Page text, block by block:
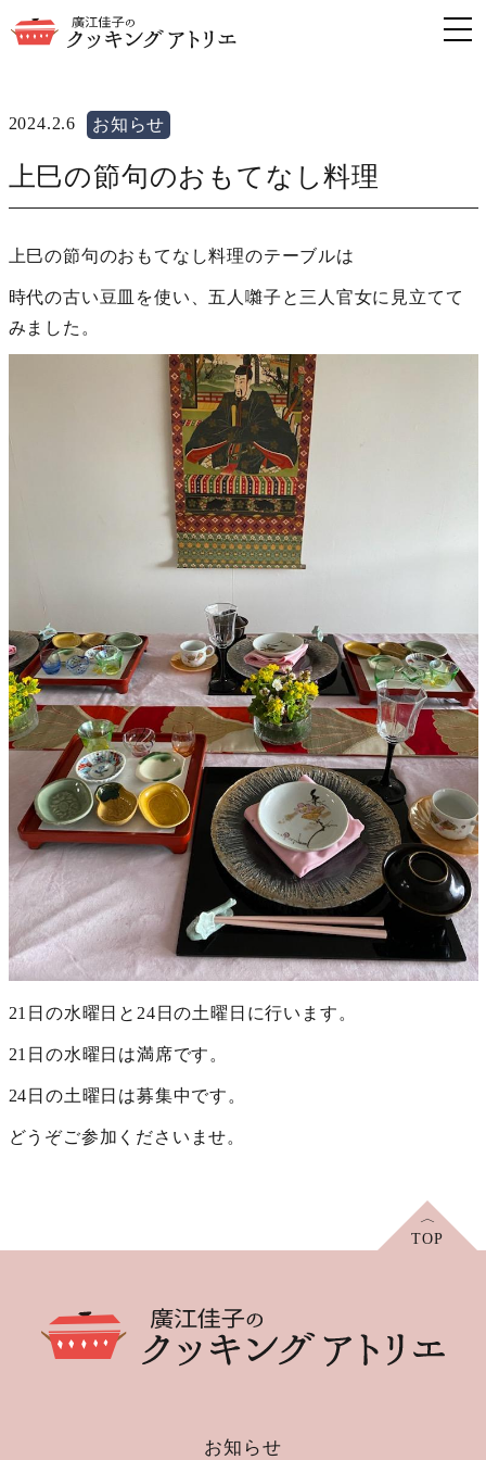
2024.2.6 お知らせ
上巳の節句のおもてなし料理
上巳の節句のおもてなし料理のテーブルは
時代の古い豆皿を使い、五人囃子と三人官女に見立てて
みました。
21日の水曜日と24日の土曜日に行います。
21日の水曜日は満席です。
24日の土曜日は募集中です。
どうぞご参加くださいませ。
お知らせ